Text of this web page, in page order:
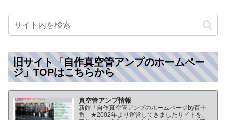
旧サイト「自作真空管アンプのホームペー
ジ」TOPはこちらから
真空管アンプ情報
新館「自作真空管アンプのホームページby百十
番」★2002年より運営してきましたサイトを、